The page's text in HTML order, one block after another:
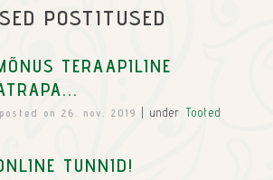
POSTITUSED
TERAAPILINE
posted on 26. nov. 2019 under Tooted
TUNNID!